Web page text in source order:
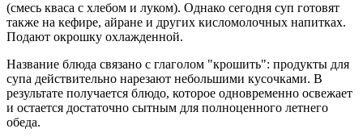
(смесь кваса с хлебом и луком). Однако сегодня суп готовят
также на кефире, айране и других кисломолочных напитках.
Подают окрошку охлажденной.
Название блюда связано с глаголом "крошить": продукты для
супа действительно нарезают небольшими кусочками. В
результате получается блюдо, которое одновременно освежает
и остается достаточно сытным для полноценного летнего
обеда.